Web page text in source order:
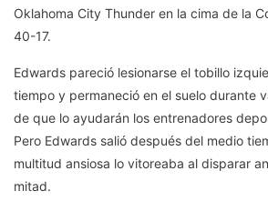
Oklahoma City Thunder en la cima de la
40-17.
Edwards pareció lesionarse el tobillo
tiempo y permaneció en el suelo durante
de que lo ayudarán los entrenadores
Pero Edwards salió después del medio
multitud ansiosa lo vitoreaba al disparar
mitad.